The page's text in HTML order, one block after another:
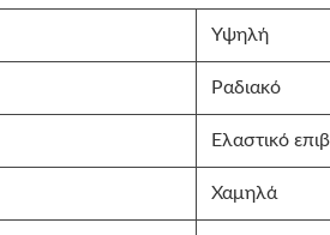
Υψηλή
Ραδιακό
Ελαστικό
Χαμηλά